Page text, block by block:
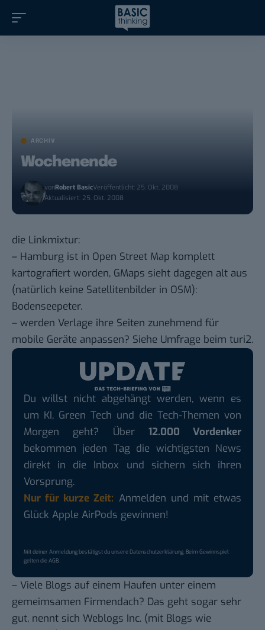
ARCHIV
Wochenende
vonRobert BasicVeröffentlicht: 25. Okt. 2008
Aktualisiert: 25. Okt. 2008
die Linkmixtur:
– Hamburg ist in Open Street Map komplett
kartografiert worden, GMaps sieht dagegen alt aus
(natürlich keine Satellitenbilder in OSM):
Bodenseepeter.
– werden Verlage ihre Seiten zunehmend für
mobile Geräte anpassen? Siehe Umfrage beim turi2.
Du willst nicht abgehängt werden, wenn es
um KI, Green Tech und die Tech-Themen von
Morgen geht? Über 12.000 Vordenker
bekommen jeden Tag die wichtigsten News
direkt in die Inbox und sichern sich ihren
Vorsprung.
Nur für kurze Zeit: Anmelden und mit etwas
Glück Apple AirPods gewinnen!
Mit deiner Anmeldung bestätigst du unsereDatenschutzerklärung. Beim Gewinnspiel
gelten dieAGB.
– Viele Blogs auf einem Haufen unter einem
gemeimsamen Firmendach? Das geht sogar sehr
gut, nennt sich Weblogs Inc. (mit Blogs wie